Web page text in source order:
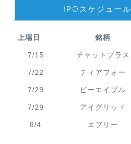
IPOスケジュール
上場日 銘柄
7/15 チャットプラス
7/22 ティアフォー
7/29 ビーエイブル
7/29 アイグリッド
8/4 エブリー